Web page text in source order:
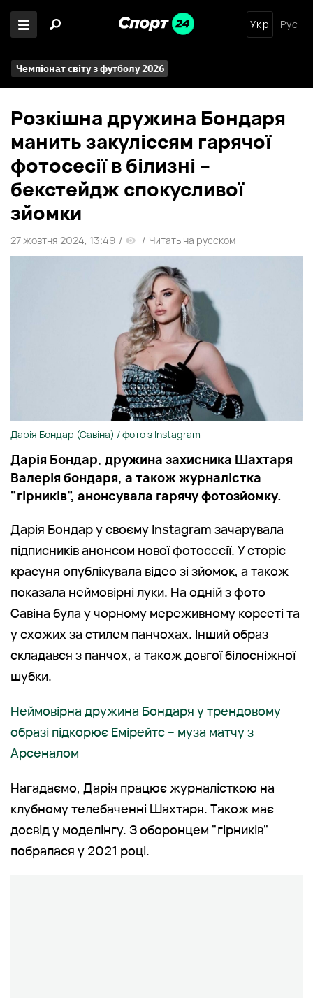
Укр Рус
Чемпіонат світу з футболу 2026
Розкішна дружина Бондаря
манить закуліссям гарячої
фотосесії в білизні –
бекстейдж спокусливої
зйомки
27 жовтня 2024, 13:49 / / Читать на русском
Дарія Бондар (Савіна) / фото з Instagram
Дарія Бондар, дружина захисника Шахтаря
Валерія бондаря, а також журналістка
"гірників", анонсувала гарячу фотозйомку.
Дарія Бондар у своєму Instagram зачарувала
підписників анонсом нової фотосесії. У сторіс
красуня опублікувала відео зі зйомок, а також
показала неймовірні луки. На одній з фото
Савіна була у чорному мереживному корсеті та
у схожих за стилем панчохах. Інший образ
складався з панчох, а також довгої білосніжної
шубки.
Неймовірна дружина Бондаря у трендовому
образі підкорює Емірейтс – муза матчу з
Арсеналом
Нагадаємо, Дарія працює журналісткою на
клубному телебаченні Шахтаря. Також має
досвід у моделінгу. З оборонцем "гірників"
побралася у 2021 році.